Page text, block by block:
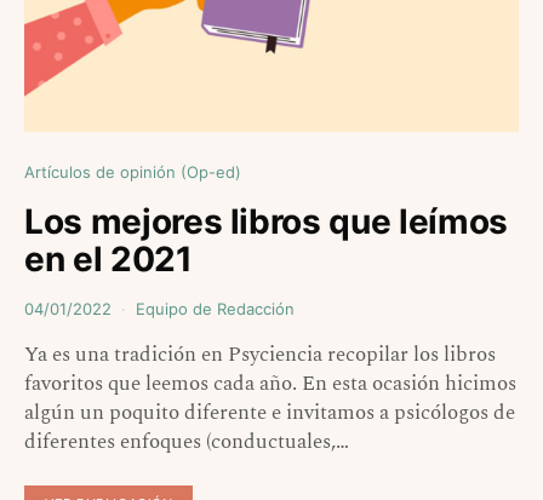
Artículos de opinión (Op-ed)
Los mejores libros que leímos
en el 2021
04/01/2022 Equipo de Redacción
Ya es una tradición en Psyciencia recopilar los libros
favoritos que leemos cada año. En esta ocasión hicimos
algún un poquito diferente e invitamos a psicólogos de
diferentes enfoques (conductuales,…